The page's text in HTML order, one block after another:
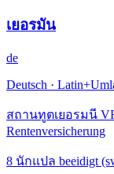
เยอรมัน
de
Deutsch ·
สถานทูตเยอรมนี
Rentenversicherung
8 นักแปล beeidigt